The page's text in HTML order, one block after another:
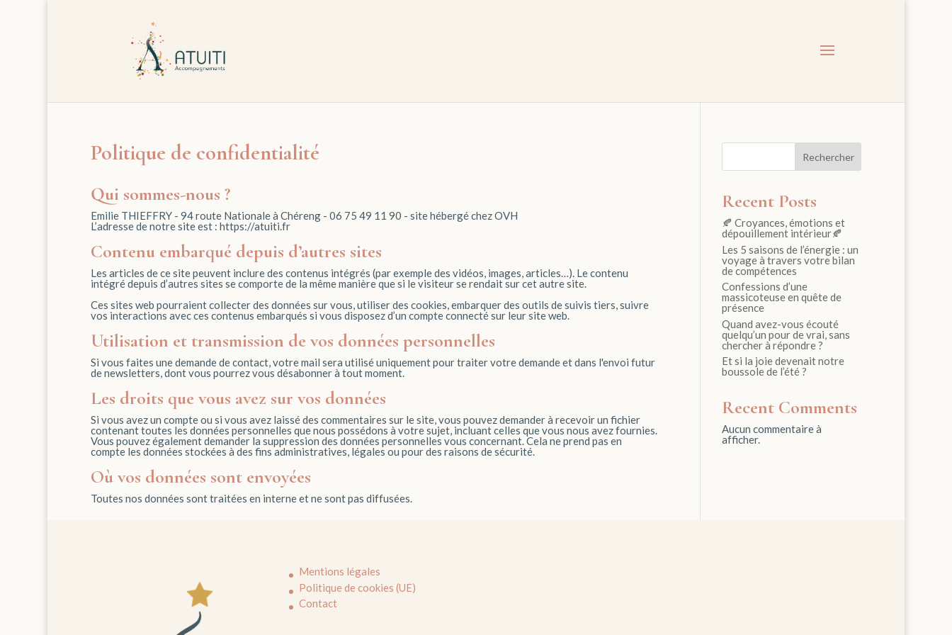
Politique de confidentialité
Qui sommes-nous ?
Emilie THIEFFRY - 94 route Nationale à Chéreng - 06 75 49 11 90 - site hébergé chez OVH
L’adresse de notre site est : https://atuiti.fr
Contenu embarqué depuis d’autres sites
Les articles de ce site peuvent inclure des contenus intégrés (par exemple des vidéos, images, articles…). Le contenu
intégré depuis d’autres sites se comporte de la même manière que si le visiteur se rendait sur cet autre site.
Ces sites web pourraient collecter des données sur vous, utiliser des cookies, embarquer des outils de suivis tiers, suivre
vos interactions avec ces contenus embarqués si vous disposez d’un compte connecté sur leur site web.
Utilisation et transmission de vos données personnelles
Si vous faites une demande de contact, votre mail sera utilisé uniquement pour traiter votre demande et dans l'envoi futur
de newsletters, dont vous pourrez vous désabonner à tout moment.
Les droits que vous avez sur vos données
Si vous avez un compte ou si vous avez laissé des commentaires sur le site, vous pouvez demander à recevoir un fichier
contenant toutes les données personnelles que nous possédons à votre sujet, incluant celles que vous nous avez fournies.
Vous pouvez également demander la suppression des données personnelles vous concernant. Cela ne prend pas en
compte les données stockées à des fins administratives, légales ou pour des raisons de sécurité.
Où vos données sont envoyées
Toutes nos données sont traitées en interne et ne sont pas diffusées.
Rechercher
Recent Posts
🍂 Croyances, émotions et
dépouillement intérieur🍂
Les 5 saisons de l’énergie : un
voyage à travers votre bilan
de compétences
Confessions d’une
massicoteuse en quête de
présence
Quand avez-vous écouté
quelqu’un pour de vrai, sans
chercher à répondre ?
Et si la joie devenait notre
boussole de l’été ?
Recent Comments
Aucun commentaire à
afficher.
Mentions légales
Politique de cookies (UE)
Contact